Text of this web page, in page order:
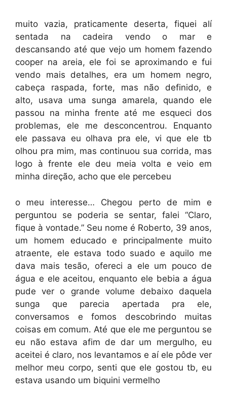
muito vazia, praticamente deserta, fiquei alí
sentada na cadeira vendo o mar e
descansando até que vejo um homem fazendo
cooper na areia, ele foi se aproximando e fui
vendo mais detalhes, era um homem negro,
cabeça raspada, forte, mas não definido, e
alto, usava uma sunga amarela, quando ele
passou na minha frente até me esqueci dos
problemas, ele me desconcentrou. Enquanto
ele passava eu olhava pra ele, vi que ele tb
olhou pra mim, mas continuou sua corrida, mas
logo à frente ele deu meia volta e veio em
minha direção, acho que ele percebeu
o meu interesse… Chegou perto de mim e
perguntou se poderia se sentar, falei “Claro,
fique à vontade.” Seu nome é Roberto, 39 anos,
um homem educado e principalmente muito
atraente, ele estava todo suado e aquilo me
dava mais tesão, ofereci a ele um pouco de
água e ele aceitou, enquanto ele bebia a água
pude ver o grande volume debaixo daquela
sunga que parecia apertada pra ele,
conversamos e fomos descobrindo muitas
coisas em comum. Até que ele me perguntou se
eu não estava afim de dar um mergulho, eu
aceitei é claro, nos levantamos e aí ele pôde ver
melhor meu corpo, senti que ele gostou tb, eu
estava usando um biquini vermelho